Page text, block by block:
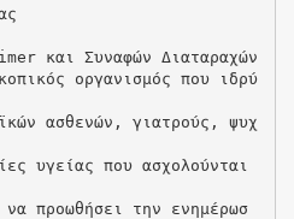
και Συναφών Διαταραχών
οργανισμός που ιδρύ
ασθενών, γιατρούς, ψυχ
υγείας που ασχολούνται
προωθήσει την ενημέρωσ